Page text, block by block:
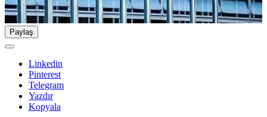
Paylaş
Linkedin
Pinterest
Telegram
Yazdır
Kopyala